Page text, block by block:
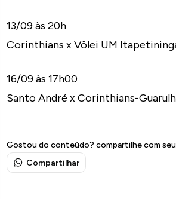
13/09 às 20h
Corinthians x Vôlei UM
16/09 às 17h00
Santo André x Corinthians-
Gostou do conteúdo? compartilhe com
Compartilhar